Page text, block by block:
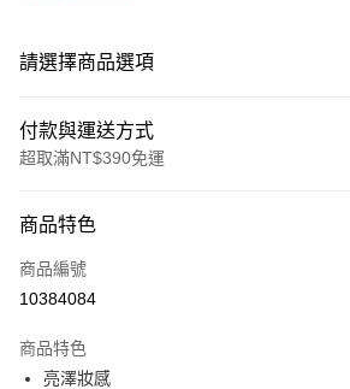
請選擇商品選項
付款與運送方式
超取滿NT$390免運
POYA支付
信用卡一次付款
LINE Pay
商品特色
商品編號
10384084
商品特色
亮澤妝感